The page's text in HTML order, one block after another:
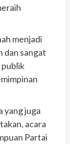
menjadi
dan sangat
yang juga
acara
Partai